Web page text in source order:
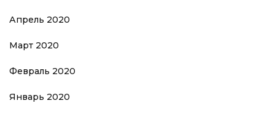
Апрель 2020
Март 2020
Февраль 2020
Январь 2020